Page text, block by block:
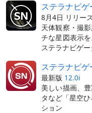
ステラナビ
8月4日 リリース
天体観察・撮
チな星図表示
ステラナビゲー
ステラナビ
最新版 12.0i
美しい描画、
タなど「星空
ション